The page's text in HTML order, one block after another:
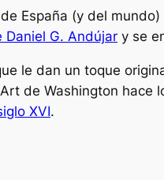
España (y del
G. Andújar y se
le dan un toque
de Washington hace
XVI.